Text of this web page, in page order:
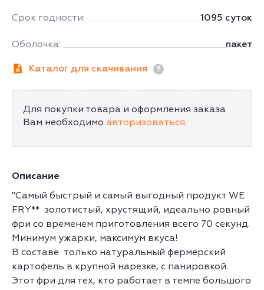
Срок годности: 1095 суток
Оболочка: пакет
Каталог для скачивания
Для покупки товара и оформления заказа
Вам необходимо авторизоваться.
Описание
"Самый быстрый и самый выгодный продукт WE
FRY** золотистый, хрустящий, идеально ровный
фри со временем приготовления всего 70 секунд.
Минимум ужарки, максимум вкуса!
В составе только натуральный фермерский
картофель в крупной нарезке, с панировкой.
Этот фри для тех, кто работает в темпе большого